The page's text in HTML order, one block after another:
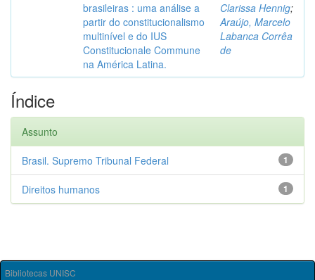
brasileiras : uma análise a
partir do constitucionalismo
multinível e do IUS
Constitucionale Commune
na América Latina.
Clarissa Hennig;
Araújo, Marcelo
Labanca Corrêa
de
Índice
Assunto
1
Brasil. Supremo Tribunal Federal
1
Direitos humanos
Bibliotecas UNISC